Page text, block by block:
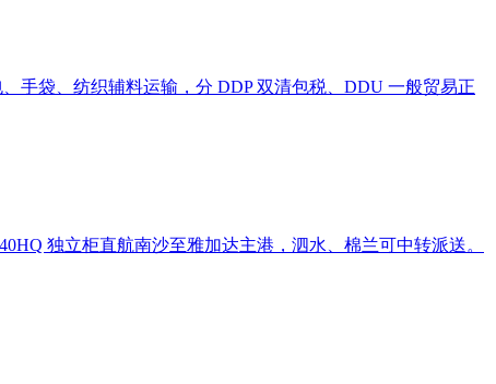
手袋、纺织辅料运输，分 DDP 双清包税、DDU 一般贸易正
独立柜直航南沙至雅加达主港，泗水、棉兰可中转派送。